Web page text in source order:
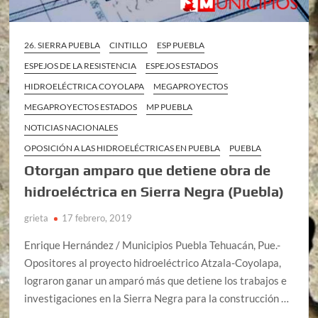
26. SIERRA PUEBLA CINTILLO
ESP PUEBLA
ESPEJOS DE LA RESISTENCIA
ESPEJOS ESTADOS
HIDROELÉCTRICA COYOLAPA
MEGAPROYECTOS
MEGAPROYECTOS ESTADOS
MP PUEBLA
NOTICIAS NACIONALES
OPOSICIÓN A LAS HIDROELÉCTRICAS EN PUEBLA
PUEBLA
Otorgan amparo que detiene obra de
hidroeléctrica en Sierra Negra (Puebla)
grieta 17 febrero, 2019
Enrique Hernández / Municipios Puebla Tehuacán, Pue.-
Opositores al proyecto hidroeléctrico Atzala-Coyolapa,
lograron ganar un amparó más que detiene los trabajos e
investigaciones en la Sierra Negra para la construcción …